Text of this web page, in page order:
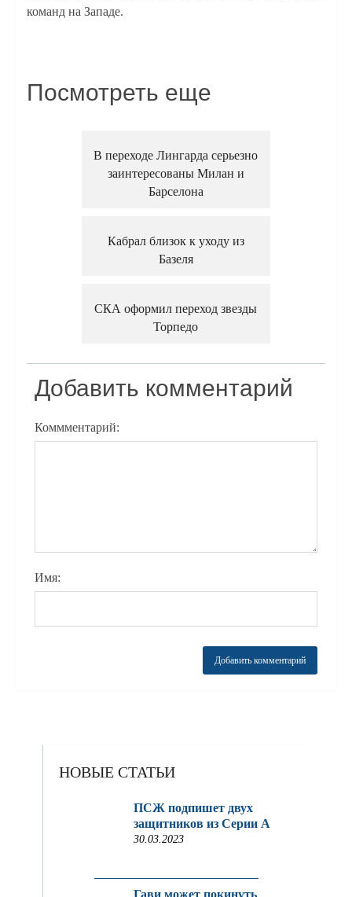
команд на Западе.
Посмотреть еще
В переходе Лингарда серьезно
заинтересованы Милан и
Барселона
Кабрал близок к уходу из
Базеля
СКА оформил переход звезды
Торпедо
Добавить комментарий
Коммментарий:
Имя:
НОВЫЕ СТАТЬИ
ПСЖ подпишет двух
защитников из Серии A
30.03.2023